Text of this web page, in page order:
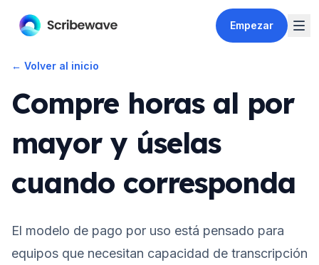
Empezar
← Volver al inicio
Compre horas al por
mayor y úselas
cuando corresponda
El modelo de pago por uso está pensado para
equipos que necesitan capacidad de transcripción